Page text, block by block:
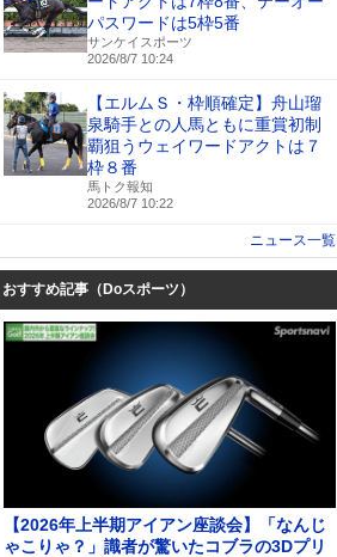
パスワードは5枠5番
サンケイスポーツ
2026/8/7 10:24
【エルムＳ・枠順確定】舟山瑠
泉騎手との人馬ともに重賞初制
覇狙うウェイワードアクトは７
枠８番
馬トク報知
2026/8/7 10:22
ニュース一覧
おすすめ記事（Doスポーツ）
【2026年上半期アイアン座談会】「なんじ
ゃこりゃ？」識者が驚いたコブラの3Dプリ